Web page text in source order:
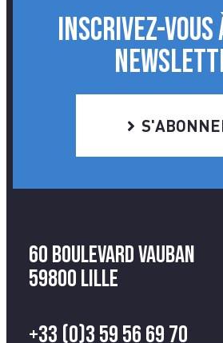
INSCRIVEZ-VOUS
60 Boulevard Vauban
59800 Lille
+33 (0)3 59 56 69 70